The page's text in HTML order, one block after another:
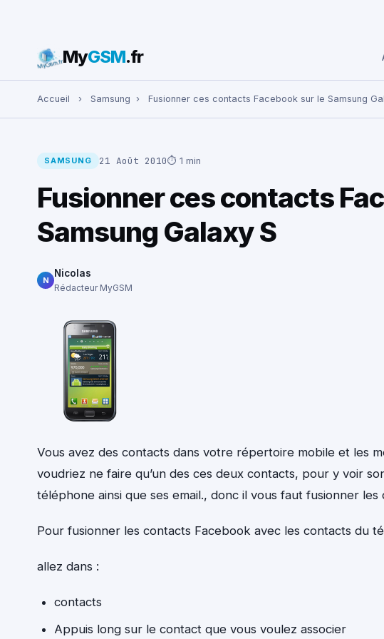
Rechercher :
MyGSM.fr
Accueil › Samsung › Fusionner ces contacts Facebook sur le Samsung
SAMSUNG 21 Août 2010⏱ 1 min
Fusionner ces contacts
Samsung Galaxy S
N
Nicolas
Rédacteur MyGSM
Vous avez des contacts dans votre répertoire mobile et les
voudriez ne faire qu’un des ces deux contacts, pour y voir
téléphone ainsi que ses email., donc il vous faut fusionner les
Pour fusionner les contacts Facebook avec les contacts du
allez dans :
contacts
Appuis long sur le contact que vous voulez associer